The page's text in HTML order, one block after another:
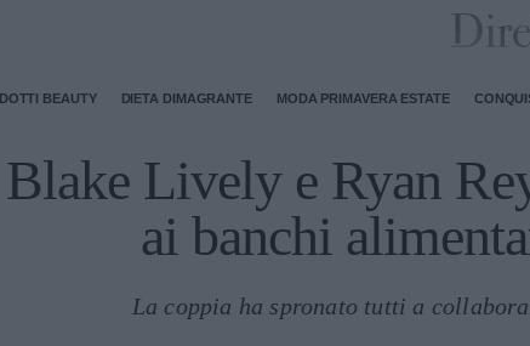
BEAUTY DIETA DIMAGRANTE MODA PRIMAVERA ESTATE
Blake Lively e Ryan
ai banchi
La coppia ha spronato tutti a